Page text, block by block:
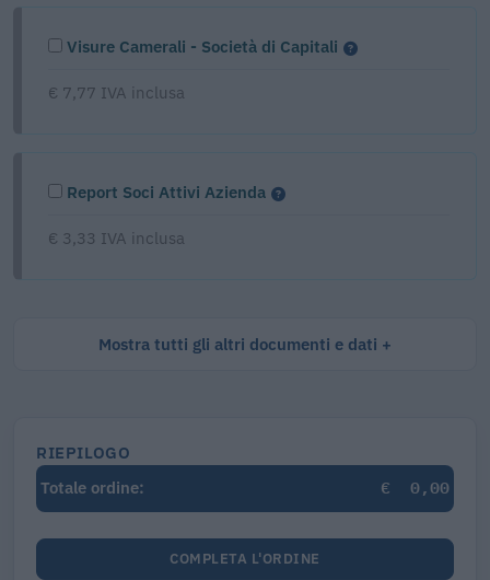
Visure Camerali - Società di Capitali
€ 7,77 IVA inclusa
Report Soci Attivi Azienda
€ 3,33 IVA inclusa
Mostra tutti gli altri documenti e dati
RIEPILOGO
Totale ordine:
€ 0,00
COMPLETA L'ORDINE